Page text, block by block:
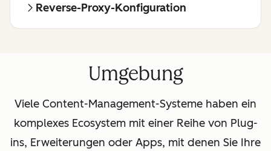
Reverse-Proxy-Konfiguration
Umgebung
Viele Content-Management-Systeme haben ein
komplexes Ecosystem mit einer Reihe von Plug-
ins, Erweiterungen oder Apps, mit denen Sie Ihre